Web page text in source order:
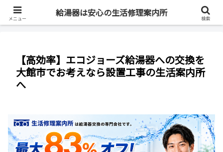
最短即日・全国対応・最大83%OFF
【高効率】エコジョーズ給湯器への交換を
大館市でお考えなら設置工事の生活案内所
へ
メニュー
給湯器は安心の生活修理案内所
検索